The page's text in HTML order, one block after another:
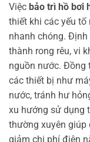
Việc bảo trì hồ bơi
thiết khi các yếu
nhanh chóng.
thành rong rêu, vi
nguồn nước. Đồng
các thiết bị như
nước, tránh hư
xu hướng sử dụng
thường xuyên giúp
giảm chi phí điện